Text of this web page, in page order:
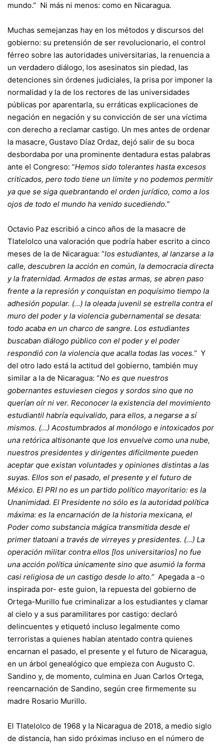
mundo.” Ni más ni menos: como en Nicaragua.
Muchas semejanzas hay en los métodos y discursos del
gobierno: su pretensión de ser revolucionario, el control
férreo sobre las autoridades universitarias, la renuencia a
un verdadero diálogo, los asesinatos sin piedad, las
detenciones sin órdenes judiciales, la prisa por imponer la
normalidad y la de los rectores de las universidades
públicas por aparentarla, su erráticas explicaciones de
negación en negación y su convicción de ser una víctima
con derecho a reclamar castigo. Un mes antes de ordenar
la masacre, Gustavo Díaz Ordaz, dejó salir de su boca
desbordaba por una prominente dentadura estas palabras
ante el Congreso: “Hemos sido tolerantes hasta excesos
criticados, pero todo tiene un límite y no podemos permitir
ya que se siga quebrantando el orden jurídico, como a los
ojos de todo el mundo ha venido sucediendo.”
Octavio Paz escribió a cinco años de la masacre de
Tlatelolco una valoración que podría haber escrito a cinco
meses de la de Nicaragua: “los estudiantes, al lanzarse a la
calle, descubren la acción en común, la democracia directa
y la fraternidad. Armados de estas armas, se abren paso
frente a la represión y conquistan en poquísimo tiempo la
adhesión popular. (…) la oleada juvenil se estrella contra el
muro del poder y la violencia gubernamental se desata:
todo acaba en un charco de sangre. Los estudiantes
buscaban diálogo público con el poder y el poder
respondió con la violencia que acalla todas las voces.” Y
del otro lado está la actitud del gobierno, también muy
similar a la de Nicaragua: “No es que nuestros
gobernantes estuviesen ciegos y sordos sino que no
querían oír ni ver. Reconocer la existencia del movimiento
estudiantil habría equivalido, para ellos, a negarse a sí
mismos. (…) Acostumbrados al monólogo e intoxicados por
una retórica altisonante que los envuelve como una nube,
nuestros presidentes y dirigentes difícilmente pueden
aceptar que existan voluntades y opiniones distintas a las
suyas. Ellos son el pasado, el presente y el futuro de
México. El PRI no es un partido político mayoritario: es la
Unanimidad. El Presidente no sólo es la autoridad política
máxima: es la encarnación de la historia mexicana, el
Poder como substancia mágica transmitida desde el
primer tlatoani a través de virreyes y presidentes. (…) La
operación militar contra ellos [los universitarios] no fue
una acción política únicamente sino que asumió la forma
casi religiosa de un castigo desde lo alto.” Apegada a -o
inspirada por- este guion, la repuesta del gobierno de
Ortega-Murillo fue criminalizar a los estudiantes y clamar
al cielo y a sus paramilitares por castigo: declaró
delincuentes y etiquetó incluso legalmente como
terroristas a quienes habían atentado contra quienes
encarnan el pasado, el presente y el futuro de Nicaragua,
en un árbol genealógico que empieza con Augusto C.
Sandino y, de momento, culmina en Juan Carlos Ortega,
reencarnación de Sandino, según cree firmemente su
madre Rosario Murillo.
El Tlatelolco de 1968 y la Nicaragua de 2018, a medio siglo
de distancia, han sido próximas incluso en el número de